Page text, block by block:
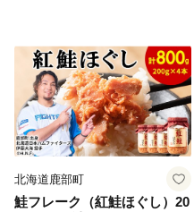
北海道鹿部町
鮭フレーク（紅鮭ほぐし）20